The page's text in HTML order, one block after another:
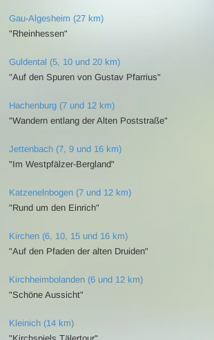
Gau-Algesheim (27 km)
"Rheinhessen"
Guldental (5, 10 und 20 km)
"Auf den Spuren von Gustav Pfarrius"
Hachenburg (7 und 12 km)
"Wandern entlang der Alten Poststraße"
Jettenbach (7, 9 und 16 km)
"Im Westpfälzer-Bergland"
Katzenelnbogen (7 und 12 km)
"Rund um den Einrich"
Kirchen (6, 10, 15 und 16 km)
"Auf den Pfaden der alten Druiden"
Kirchheimbolanden (6 und 12 km)
"Schöne Aussicht"
Kleinich (14 km)